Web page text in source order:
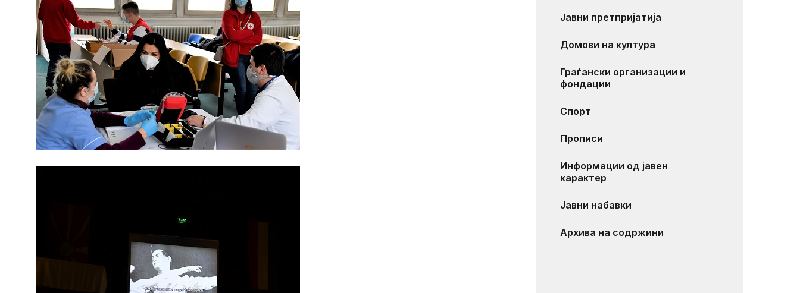
Јавни претпријатија
Домови на култура
Граѓански организации и
фондации
Спорт
Прописи
Информации од јавен
карактер
Јавни набавки
Архива на содржини